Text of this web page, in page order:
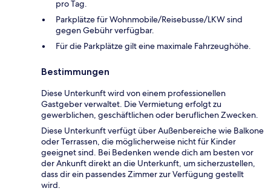
pro Tag.
Parkplätze für Wohnmobile/Reisebusse/LKW sind
gegen Gebühr verfügbar.
Für die Parkplätze gilt eine maximale Fahrzeughöhe.
Bestimmungen
Diese Unterkunft wird von einem professionellen
Gastgeber verwaltet. Die Vermietung erfolgt zu
gewerblichen, geschäftlichen oder beruflichen Zwecken.
Diese Unterkunft verfügt über Außenbereiche wie Balkone
oder Terrassen, die möglicherweise nicht für Kinder
geeignet sind. Bei Bedenken wende dich am besten vor
der Ankunft direkt an die Unterkunft, um sicherzustellen,
dass dir ein passendes Zimmer zur Verfügung gestellt
wird.